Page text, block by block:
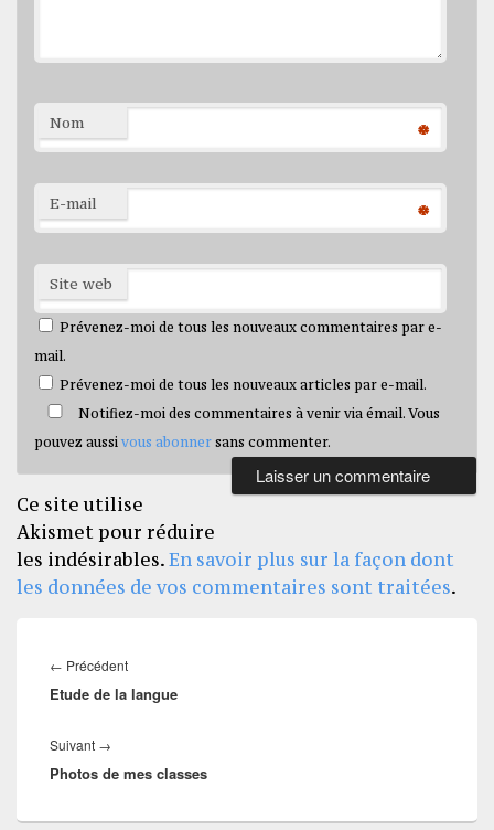
Nom *
E-mail *
Site web
Prévenez-moi de tous les nouveaux commentaires par e-
mail.
Prévenez-moi de tous les nouveaux articles par e-mail.
Notifiez-moi des commentaires à venir via émail. Vous
pouvez aussi vous abonner sans commenter.
Ce site utilise
Akismet pour réduire
les indésirables.En savoir plus sur la façon dont
les données de vos commentaires sont traitées.
de
← PrécédentArticle
précédent :
Etude de la langue
Suivant →
suivant :
Photos de mes classes